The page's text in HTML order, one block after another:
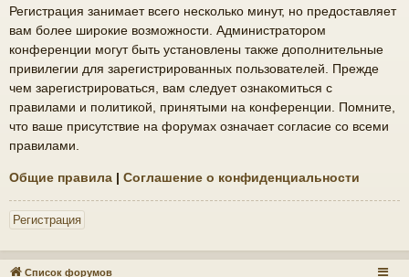
Регистрация занимает всего несколько минут, но предоставляет
вам более широкие возможности. Администратором
конференции могут быть установлены также дополнительные
привилегии для зарегистрированных пользователей. Прежде
чем зарегистрироваться, вам следует ознакомиться с
правилами и политикой, принятыми на конференции. Помните,
что ваше присутствие на форумах означает согласие со всеми
правилами.
Общие правила | Соглашение о конфиденциальности
Регистрация
Список форумов